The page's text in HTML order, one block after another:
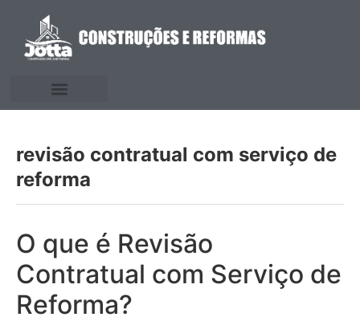
revisão contratual com serviço de
reforma
O que é Revisão
Contratual com Serviço de
Reforma?